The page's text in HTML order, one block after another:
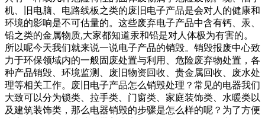
收废品年赚万，却因贪心血本无归，妻子都怪没文化原标题夫
妻俩靠收废品年赚万，却因贪心血本无归，妻子都怪没文化夫
妻两辛苦存款百万，只因贪心执念太深，被忽悠搞投资血本无
归创业是很多手里有点资收一吨左右的垃圾。身处在垃圾处理
行业，越能感受到垃圾对人们生活的危害。在李明哲眼里，他
每次上门，最重要的事情不是收废品，而是教市民们如何分类
垃圾。代收垃圾网约工李明哲现在的上门服务，要比
机、旧电脑、电路线板之类的废旧电子产品是会对人的健康和
环境的影响是不可估量的。这些废弃电子产品中含有钙、汞、
铅之类的金属物质,大家都知道汞和铅是对人体极为有害的。
所以呢今天我们就来说一说电子产品的销毁。销毁报废中心致
力于环保领域内的一般固废处置与利用、危险废弃物处置，各
种产品销毁、环境监测、废旧物资回收、贵金属回收、废水处
理等相关工作。废旧电子产品怎么销毁处理？常见的电器我们
大致可以分为锁类、拉手类、门窗类、家庭装饰类、水暖类以
及建筑装饰类，那么电器销毁的步骤是怎么样的呢？为了方便